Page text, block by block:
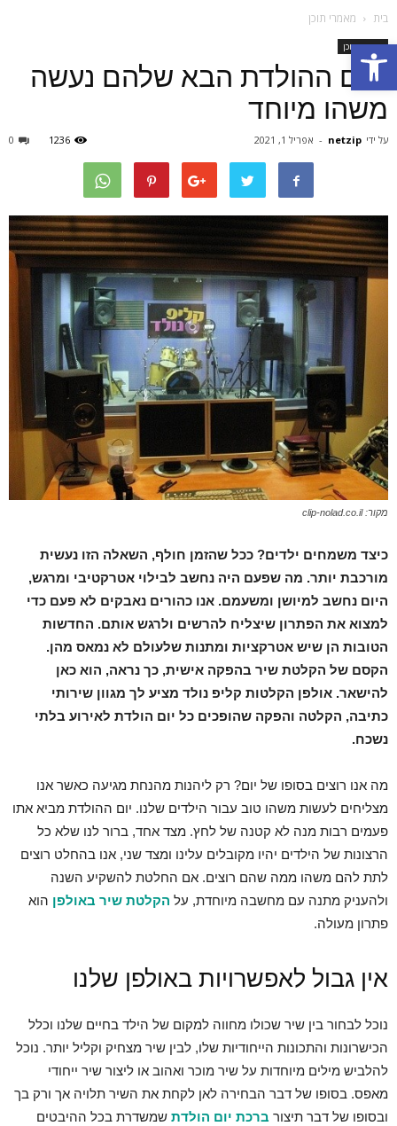
Open toolbar
בית מאמרי תוכן
מאמרי תוכן
ליום ההולדת הבא שלהם נעשה
משהו מיוחד
על ידי netzip
- אפריל 1, 2021 0 1236
מקור: clip-nolad.co.il
כיצד משמחים ילדים? ככל שהזמן חולף, השאלה הזו נעשית
מורכבת יותר. מה שפעם היה נחשב לבילוי אטרקטיבי ומרגש,
היום נחשב למיושן ומשעמם. אנו כהורים נאבקים לא פעם כדי
למצוא את הפתרון שיצליח להרשים ולרגש אותם. החדשות
הטובות הן שיש אטרקציות ומתנות שלעולם לא נמאס מהן.
הקסם של הקלטת שיר בהפקה אישית, כך נראה, הוא כאן
להישאר. אולפן הקלטות קליפ נולד מציע לך מגוון שירותי
כתיבה, הקלטה והפקה שהופכים כל יום הולדת לאירוע בלתי
נשכח.
מה אנו רוצים בסופו של יום? רק ליהנות מהנחת מגיעה כאשר אנו
מצליחים לעשות משהו טוב עבור הילדים שלנו. יום ההולדת מביא אתו
פעמים רבות מנה לא קטנה של לחץ. מצד אחד, ברור לנו שלא כל
הרצונות של הילדים יהיו מקובלים עלינו ומצד שני, אנו בהחלט רוצים
לתת להם משהו ממה שהם רוצים. אם החלטת להשקיע השנה
ולהעניק מתנה עם מחשבה מיוחדת, על הקלטת שיר באולפן הוא
פתרון מעולה.
אין גבול לאפשרויות באולפן שלנו
נוכל לבחור בין שיר שכולו מחווה למקום של הילד בחיים שלנו וכלל
הכישרונות והתכונות הייחודיות שלו, לבין שיר מצחיק וקליל יותר. נוכל
להלביש מילים מיוחדות על שיר מוכר ואהוב או ליצור שיר ייחודי
מאפס. בסופו של דבר הבחירה לאן לקחת את השיר תלויה אך ורק בך
ובסופו של דבר תיצור ברכת יום הולדת שמשדרת בכל ההיבטים